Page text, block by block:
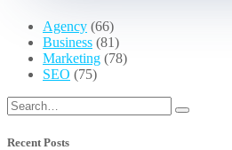
Agency (66)
Business (81)
Marketing (78)
SEO (75)
Recent Posts